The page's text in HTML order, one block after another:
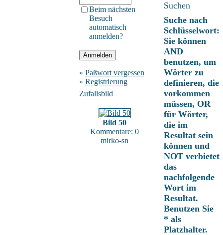
Beim nächsten
Besuch
automatisch
anmelden?
» Paßwort vergessen
» Registrierung
Zufallsbild
Bild 50
Kommentare: 0
mirko-sn
Suchen
Suche nach
Schlüsselwort:
Sie können
AND
benutzen, um
Wörter zu
definieren, die
vorkommen
müssen, OR
für Wörter,
die im
Resultat sein
können und
NOT verbietet
das
nachfolgende
Wort im
Resultat.
Benutzen Sie
* als
Platzhalter.